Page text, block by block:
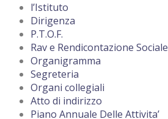
l’Istituto
Dirigenza
P.T.O.F.
Rav e Rendicontazione Sociale
Organigramma
Segreteria
Organi collegiali
Atto di indirizzo
Piano Annuale Delle Attivita’